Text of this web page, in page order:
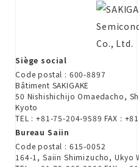
Siège social
Code postal : 600-8897
Bâtiment SAKIGAKE
50 Nishishichijo Omaedacho,
Kyoto
TEL : +81-75-204-9589 FAX :
Bureau Saiin
Code postal : 615-0052
164-1, Saiin Shimizucho, Ukyo